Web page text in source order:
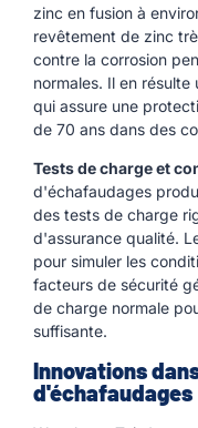
zinc en fusion à
revêtement de zinc
contre la corrosion
normales. Il en
qui assure une
de 70 ans dans des
Tests de charge et
d'échafaudages
des tests de charge
d'assurance qualité.
pour simuler les
facteurs de sécurité
de charge normale
suffisante.
Innovations
d'échafaudages